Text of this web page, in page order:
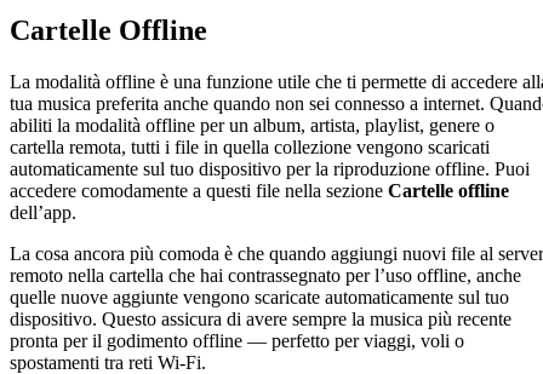
Cartelle Offline
La modalità offline è una funzione utile che ti permette di accedere
tua musica preferita anche quando non sei connesso a internet.
abiliti la modalità offline per un album, artista, playlist, genere o
cartella remota, tutti i file in quella collezione vengono scaricati
automaticamente sul tuo dispositivo per la riproduzione offline. Puoi
accedere comodamente a questi file nella sezione Cartelle offline
dell’app.
La cosa ancora più comoda è che quando aggiungi nuovi file al server
remoto nella cartella che hai contrassegnato per l’uso offline, anche
quelle nuove aggiunte vengono scaricate automaticamente sul tuo
dispositivo. Questo assicura di avere sempre la musica più recente
pronta per il godimento offline — perfetto per viaggi, voli o
spostamenti tra reti Wi-Fi.